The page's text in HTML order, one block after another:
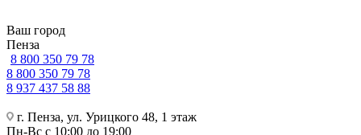
Ваш город
Пенза
8 800 350 79 78
8 800 350 79 78
8 937 437 58 88
г. Пенза, ул. Урицкого 48, 1 этаж
Пн-Вс с 10:00 до 19:00